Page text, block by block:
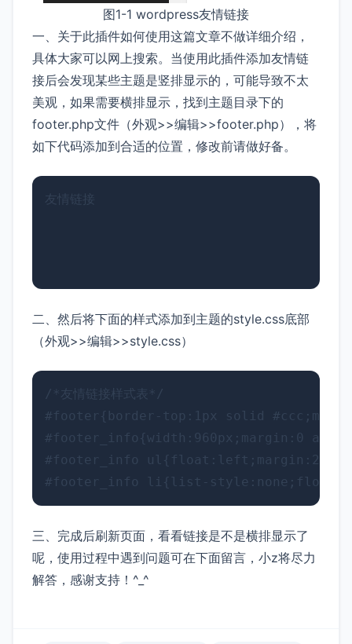
图1-1 wordpress友情链接
一、关于此插件如何使用这篇文章不做详细介绍，
具体大家可以网上搜索。当使用此插件添加友情链
接后会发现某些主题是竖排显示的，可能导致不太
美观，如果需要横排显示，找到主题目录下的
footer.php文件（外观>>编辑>>footer.php），将
如下代码添加到合适的位置，修改前请做好备。
友情链接
二、然后将下面的样式添加到主题的style.css底部
（外观>>编辑>>style.css）
/*友情链接样式表*/
#footer{border-top:1px solid
#footer_info{width:960px;margin:0
#footer_info ul{float:left;margin:2px;
三、完成后刷新页面，看看链接是不是横排显示了
呢，使用过程中遇到问题可在下面留言，小z将尽力
解答，感谢支持！^_^